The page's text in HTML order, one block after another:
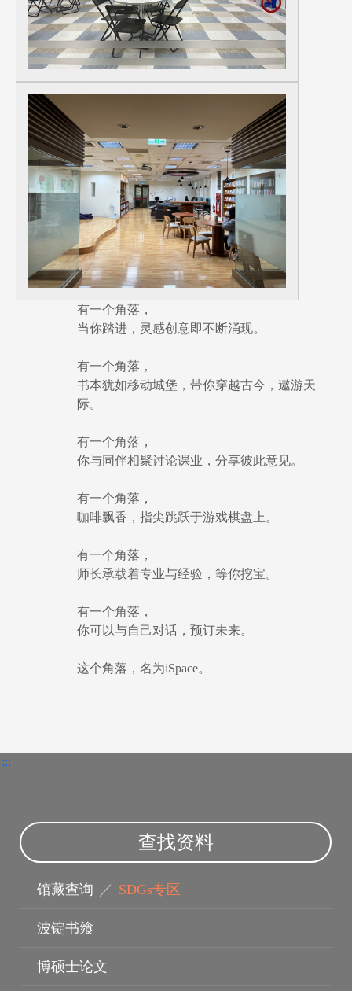
有一个角落，
当你踏进，灵感创意即不断涌现。
有一个角落，
书本犹如移动城堡，带你穿越古今，遨游天
际。
有一个角落，
你与同伴相聚讨论课业，分享彼此意见。
有一个角落，
咖啡飘香，指尖跳跃于游戏棋盘上。
有一个角落，
师长承载着专业与经验，等你挖宝。
有一个角落，
你可以与自己对话，预订未来。
这个角落，名为iSpace。
:::
查找资料
馆藏查询 ／ SDGs专区
波锭书飨
博硕士论文